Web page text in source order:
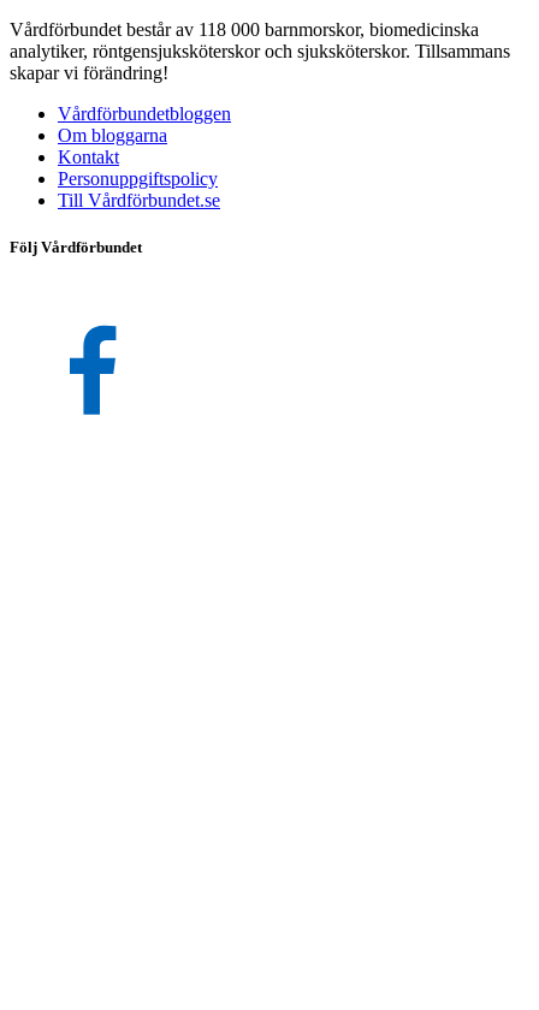
Vårdförbundet består av 118 000 barnmorskor, biomedicinska
analytiker, röntgensjuksköterskor och sjuksköterskor. Tillsammans
skapar vi förändring!
Vårdförbundetbloggen
Om bloggarna
Kontakt
Personuppgiftspolicy
Till Vårdförbundet.se
Följ Vårdförbundet